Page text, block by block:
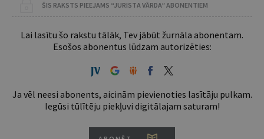
ŠIS RAKSTS PIEEJAMS “JURISTA VĀRDA” ABONENTIEM
Lai lasītu šo rakstu tālāk, Tev jābūt žurnāla abonentam.
Esošos abonentus lūdzam autorizēties:
Ja vēl neesi abonents, aicinām pievienoties lasītāju pulkam.
Iegūsi tūlītēju piekļuvi digitālajam saturam!